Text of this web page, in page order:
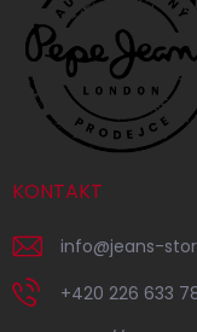
KONTAKT
info@jeans-
+420 226 633